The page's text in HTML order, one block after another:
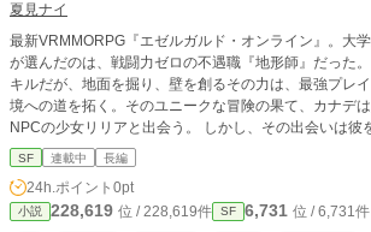
夏見ナイ
最新VRMMORPG『エゼルガルド・オンライン』。大
が選んだのは、戦闘力ゼロの不遇職『地形師』だった
キルだが、地面を掘り、壁を創るその力は、最強プレ
境への道を拓く。そのユニークな冒険の果て、カナデ
NPCの少女リリアと出会う。 しかし、その出会いは彼
巨大な陰謀へと巻き込んでいく。リリアを狙う謎の敵
強プレイヤー。次々と現れる脅威に対し、カナデは地
立ち向かう。 これは、スコップ一つで始まった冒険が
界を創り変える伝説となる物語。
SF 連載中 長編
24h.ポイント 0pt
小説 228,619 位 / 228,619件 SF 6,731 位 / 6,731件